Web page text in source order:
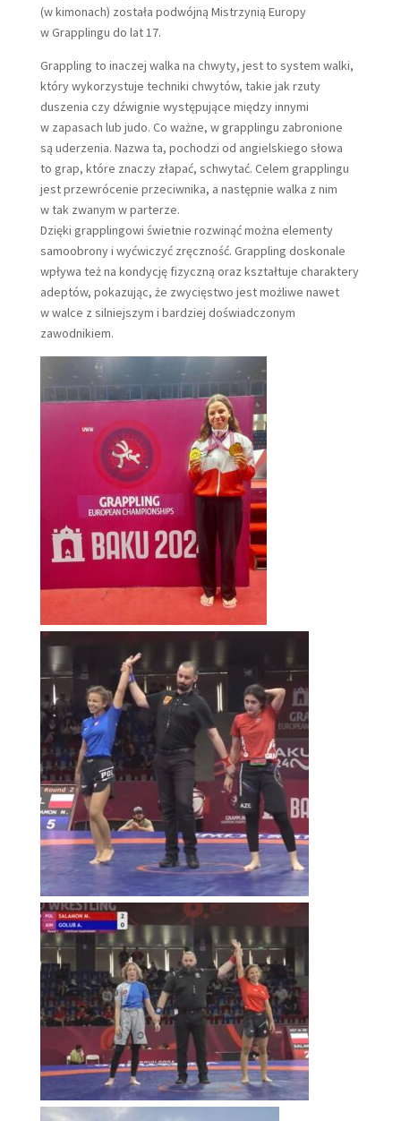
(w kimonach) została podwójną Mistrzynią Europy
w Grapplingu do lat 17.
Grappling to inaczej walka na chwyty, jest to system walki,
który wykorzystuje techniki chwytów, takie jak rzuty
duszenia czy dźwignie występujące między innymi
w zapasach lub judo. Co ważne, w grapplingu zabronione
są uderzenia. Nazwa ta, pochodzi od angielskiego słowa
to grap, które znaczy złapać, schwytać. Celem grapplingu
jest przewrócenie przeciwnika, a następnie walka z nim
w tak zwanym w parterze.
Dzięki grapplingowi świetnie rozwinąć można elementy
samoobrony i wyćwiczyć zręczność. Grappling doskonale
wpływa też na kondycję fizyczną oraz kształtuje charaktery
adeptów, pokazując, że zwycięstwo jest możliwe nawet
w walce z silniejszym i bardziej doświadczonym
zawodnikiem.